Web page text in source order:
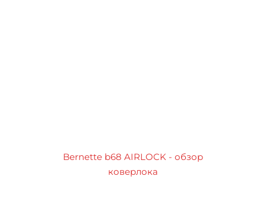
Bernette b68 AIRLOCK - обзор
коверлока